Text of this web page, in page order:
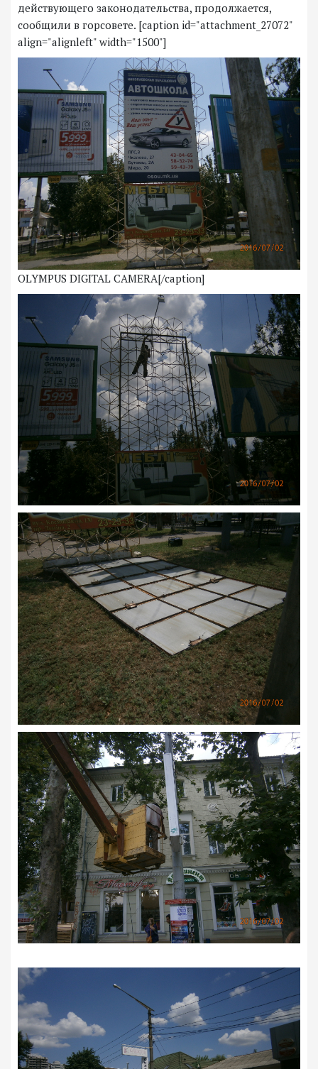
действующего законодательства, продолжается,
сообщили в горсовете. [caption id="attachment_27072"
align="alignleft" width="1500"]
OLYMPUS DIGITAL CAMERA[/caption]